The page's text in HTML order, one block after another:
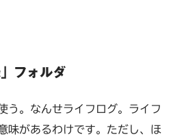
フォルダ
う。なんせライフログ。ライフ
味があるわけです。ただし、ほ